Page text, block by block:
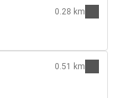
0.28 km
0.51 km